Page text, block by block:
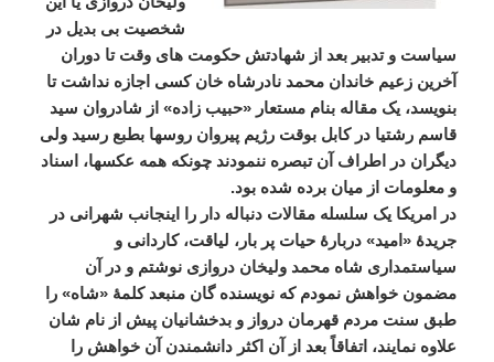
شخصیت بی بدیل در
سیاست و تدبیر بعد از شهادتش حکومت های وقت تا دوران
آخرین زعیم خاندان محمد نادرشاه خان کسی اجازه نداشت تا
بنویسد، یک مقاله بنام مستعار «حبیب زاده» از شادروان سید
قاسم رشتیا در کابل بوقت رژیم پیروان روسها بطبع رسید ولی
دیگران در اطراف آن تبصره ننمودند چونکه همه عکسها، اسناد
و معلومات از میان برده شده بود.
در
امریکا یک سلسله مقالات دنباله دار را اینجانب شهرانی در
جریدۀ « امید»دربارۀ حیات پر بار، لیاقت، کاردانی و
سیاستمداری شاه محمد ولیخان دروازی نوشتم و در
آن
مضمون خواهش نمودم که نویسنده گان منبعد کلمۀ «شاه»را
طبق سنت مردم قهرمان درواز و بدخشانیان پیش از نام شان
علاوه نمایند، اتفاقاً بعد از آن اکثر دانشمندن آن خواهش را